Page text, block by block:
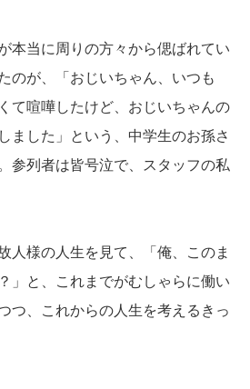
本当に周りの方々から偲ばれてい
のが、「おじいちゃん、いつも
て喧嘩したけど、おじいちゃんの
ました」という、中学生のお孫さ
参列者は皆号泣で、スタッフの私
人様の人生を見て、「俺、このま
」と、これまでがむしゃらに働い
つ、これからの人生を考えるきっ